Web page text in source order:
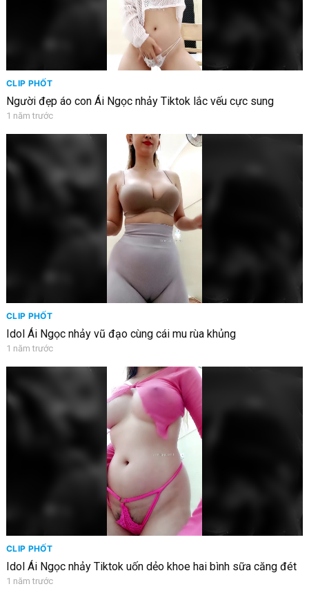
CLIP PHỐT
Người đẹp áo con Ái Ngọc nhảy Tiktok lắc vếu cực sung
1 năm trước
CLIP PHỐT
Idol Ái Ngọc nhảy vũ đạo cùng cái mu rùa khủng
1 năm trước
CLIP PHỐT
Idol Ái Ngọc nhảy Tiktok uốn dẻo khoe hai bình sữa căng đét
1 năm trước